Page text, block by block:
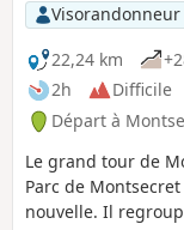
Visorandonneur
22,24 km
2h
Difficile
Départ à
Le grand tour de
Parc de
nouvelle. Il